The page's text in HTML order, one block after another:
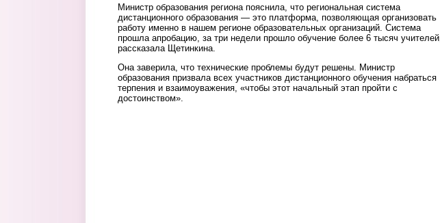
Министр образования региона пояснила, что региональная система
дистанционного образования — это платформа, позволяющая организовать
работу именно в нашем регионе образовательных организаций. Система
прошла апробацию, за три недели прошло обучение более 6 тысяч учителей,
рассказала Щетинкина.
Она заверила, что технические проблемы будут решены. Министр
образования призвала всех участников дистанционного обучения набраться
терпения и взаимоуважения, «чтобы этот начальный этап пройти с
достоинством».